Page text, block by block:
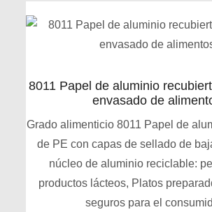
8011 Papel de aluminio
envasado de
Grado alimenticio 8011 Papel de
de PE con capas de sellado de
núcleo de aluminio reciclable:
productos lácteos, Platos
seguros para el